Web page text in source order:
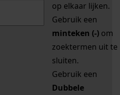
op elkaar lijken.
Gebruik een
minteken (-) om
zoektermen uit te
sluiten.
Gebruik een
Dubbele